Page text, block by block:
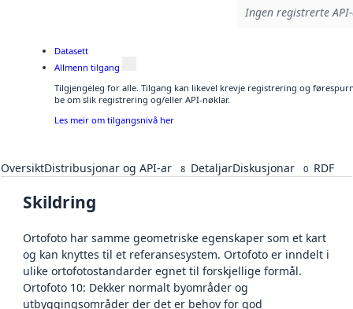
Ingen registrerte
Datasett
Allmenn tilgang
Tilgjengeleg for alle. Tilgang kan likevel krevje registrering og
be om slik registrering og/eller API-nøklar.
Les meir om tilgangsnivå her
OversiktDistribusjonar og API-ar 8 DetaljarDiskusjonar 0 RDF
Skildring
Ortofoto har samme geometriske egenskaper som et kart
og kan knyttes til et referansesystem. Ortofoto er inndelt i
ulike ortofotostandarder egnet til forskjellige formål.
Ortofoto 10: Dekker normalt byområder og
utbyggingsområder der det er behov for god